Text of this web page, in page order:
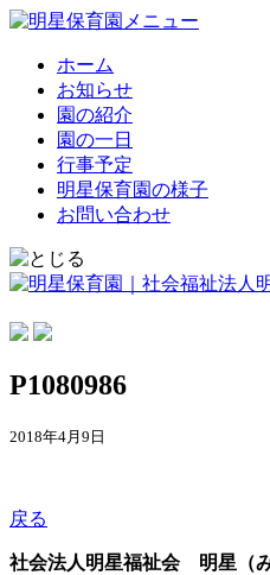
ホーム
お知らせ
園の紹介
園の一日
行事予定
明星保育園の様子
お問い合わせ
P1080986
2018年4月9日
戻る
社会法人明星福祉会 明星（